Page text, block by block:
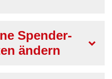
Spender-
ändern